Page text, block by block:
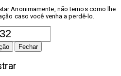
Anonimamente, não temos como lhe
caso você venha a perdê-lo.
Fechar